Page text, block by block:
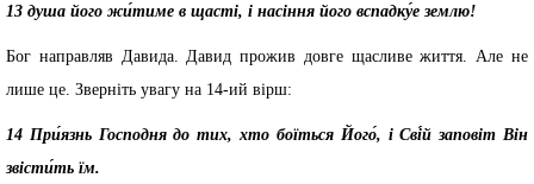
13 душа його жи́тиме в щасті, і насіння його вспадку́е землю!
Бог направляв Давида. Давид прожив довге щасливе життя. Але не
лише це. Зверніть увагу на 14-ий вірш:
14 При́язнь Господня до тих, хто боїться Його́, і Сві́й заповіт Він
звісти́ть їм.